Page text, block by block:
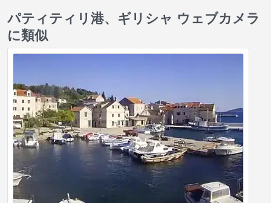
パティティリ港、ギリシャ ウェブカメラ
に類似